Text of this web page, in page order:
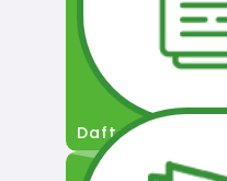
Daftar Pengguna